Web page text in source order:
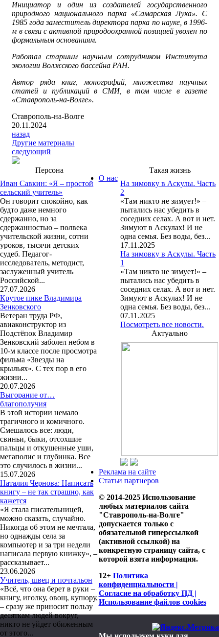
Инициатор и один из создателей государственного
природного национального парка «Самарская Лука». С
1985 года заместитель директора парка по науке, в 1996-
м в связи с активной природоохранной позицией уволен по
формальным основаниям.
Работал старшим научным сотрудником Института
экологии Волжского бассейна РАН.
Автор ряда книг, монографий, множества научных
статей и публикаций в СМИ, в том числе в газете
«Ставрополь-на-Волге».
Ставрополь-на-Волге
20.11.2024
назад
Другие материалы
следующий
Персона
Иван Савкин: «Я – простой
сельский учитель»
Он говорит спокойно, как
будто даже немного
сдержанно, но за
сдержанностью – полвека
учительской жизни, сотни
уроков, тысячи детских
судеб. Педагог-
исследователь, методист,
заслуженный учитель
Российской...
27.07.2026
Крутое пике Владимира
Зенковского
Ветеран труда РФ,
авиаконструктор из
Подстёпок Владимир
Зенковский заболел небом в
10-м классе после просмотра
фильма «Звезды на
крыльях». С тех пор в его
жизни...
20.07.2026
Выгорание от…
благополучия
В этой истории немало
трагичного и комичного.
Смешалось все: люди,
свиньи, быки, отсохшие
пальцы и откушенные уши,
мегаполис и глубинка. Все
это случилось в жизни...
15.07.2026
Наталия Чернова: Написать
книгу – не так страшно, как
кажется
«Я стала писательницей,
можно сказать, случайно.
Никогда об этом не мечтала,
но однажды села за
компьютер и за три недели
написала первую книжку», –
рассказывает...
23.06.2026
Учитель, швец и почтальон
«Всё, что она берет в руки –
книгу, иголку, овощ, купюру,
– сразу же приносит пользу
десяткам людей вокруг,
никто не уйдет обиженным
от этого...
Такая жизнь
На зимовку в Аскулы. Часть
2
«Там никто не зимует!» –
пытались нас убедить в
соседних селах. А вот и нет.
Зимуют в Аскулах! И не
одна семья. Без воды, без...
17.11.2025
На зимовку в Аскулы. Часть
1
«Там никто не зимует!» –
пытались нас убедить в
соседних селах. А вот и нет.
Зимуют в Аскулах! И не
одна семья. Без воды, без...
07.11.2025
Посмотреть все новости.
Актуально
О нас
Реклама на сайте
Статьи партнеров
© 2014-2025 Использование
любых материалов сайта
"Ставрополь-на-Волге"
допускается только с
обязательной гиперссылкой
(активной ссылкой) на
конкретную страницу сайта, с
которой взята информация.
12+ Политика
конфиденциальности |
Согласие на обработку ПД |
Использование файлов cookies